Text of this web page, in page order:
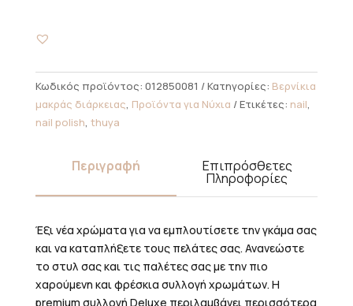
Κωδικός προϊόντος: 012850081 Κατηγορίες: Βερνίκια
μακράς διάρκειας Προϊόντα για Νύχια Ετικέτες: nail
nail polish thuya
Περιγραφή Επιπρόσθετες
Πληροφορίες
Έξι νέα χρώματα για να εμπλουτίσετε την γκάμα σας
και να καταπλήξετε τους πελάτες σας. Ανανεώστε
το στυλ σας και τις παλέτες σας με την πιο
χαρούμενη και φρέσκια συλλογή χρωμάτων. Η
premium συλλογή Deluxe περιλαμβάνει περισσότερα